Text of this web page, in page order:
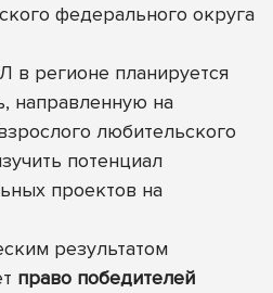
федерального округа
в регионе планируется
направленную на
любительского
потенциал
проектов на
результатом
право победителей